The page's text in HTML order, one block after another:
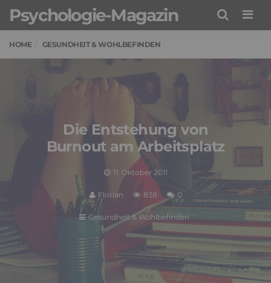
Psychologie-Magazin
HOME GESUNDHEIT & WOHLBEFINDEN
Die Entstehung von
Burnout am Arbeitsplatz
11. Oktober 2011
Florian 838 0
Gesundheit & Wohlbefinden